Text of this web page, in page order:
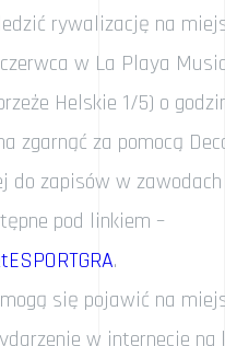
rywalizację na
w La Playa
Helskie 1/5) o
zgarnąć za pomocą
do zapisów w zawodach
pod linkiem –
.
się pojawić na
w internecie na